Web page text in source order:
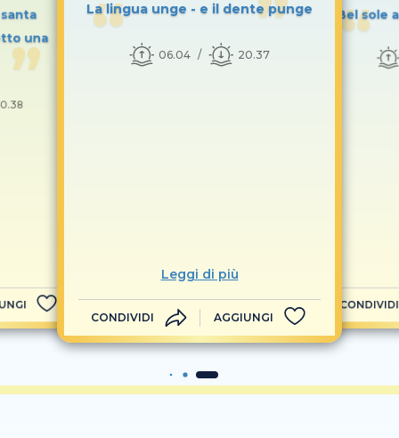
una
La lingua unge - e il dente punge
06.04 20.37
Leggi di più
CONDIVIDI AGGIUNGI
Bel sole
CONDIVIDI